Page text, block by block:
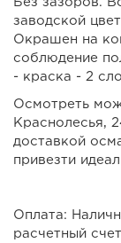
заводской
Окрашен на
соблюдение
- краска - 2
Осмотреть
Краснолесья,
доставкой
привезти
Оплата:
расчетный